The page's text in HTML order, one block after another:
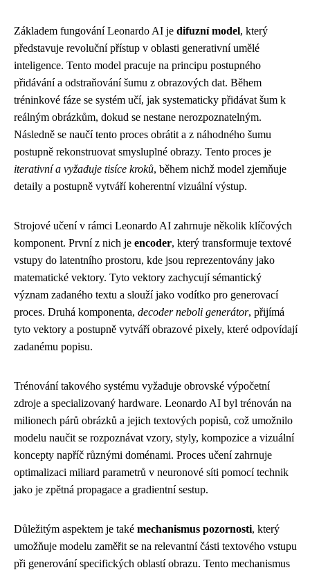
Základem fungování Leonardo AI je difuzní model, který
představuje revoluční přístup v oblasti generativní umělé
inteligence. Tento model pracuje na principu postupného
přidávání a odstraňování šumu z obrazových dat. Během
tréninkové fáze se systém učí, jak systematicky přidávat šum k
reálným obrázkům, dokud se nestane nerozpoznatelným.
Následně se naučí tento proces obrátit a z náhodného šumu
postupně rekonstruovat smysluplné obrazy. Tento proces je
iterativní a vyžaduje tisíce kroků, během nichž model zjemňuje
detaily a postupně vytváří koherentní vizuální výstup.
Strojové učení v rámci Leonardo AI zahrnuje několik klíčových
komponent. První z nich je encoder, který transformuje textové
vstupy do latentního prostoru, kde jsou reprezentovány jako
matematické vektory. Tyto vektory zachycují sémantický
význam zadaného textu a slouží jako vodítko pro generovací
proces. Druhá komponenta, decoder neboli generátor, přijímá
tyto vektory a postupně vytváří obrazové pixely, které odpovídají
zadanému popisu.
Trénování takového systému vyžaduje obrovské výpočetní
zdroje a specializovaný hardware. Leonardo AI byl trénován na
milionech párů obrázků a jejich textových popisů, což umožnilo
modelu naučit se rozpoznávat vzory, styly, kompozice a vizuální
koncepty napříč různými doménami. Proces učení zahrnuje
optimalizaci miliard parametrů v neuronové síti pomocí technik
jako je zpětná propagace a gradientní sestup.
Důležitým aspektem je také mechanismus pozornosti, který
umožňuje modelu zaměřit se na relevantní části textového vstupu
při generování specifických oblastí obrazu. Tento mechanismus